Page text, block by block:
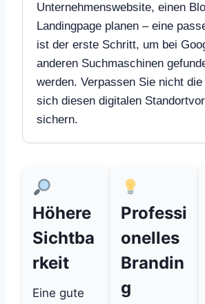
Unternehmenswebsite, einen
Landingpage planen – eine
ist der erste Schritt, um bei
anderen Suchmaschinen
werden. Verpassen Sie nicht die
sich diesen digitalen
sichern.
Höhere
Sichtba
rkeit
Eine gute
Professi
onelles
Brandin
g